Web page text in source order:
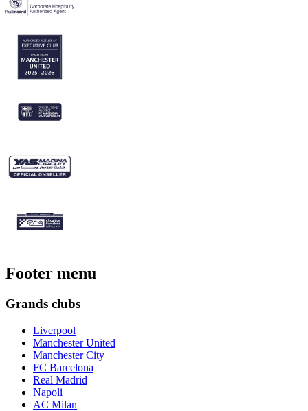
Footer menu
Grands clubs
Liverpool
Manchester United
Manchester City
FC Barcelona
Real Madrid
Napoli
AC Milan